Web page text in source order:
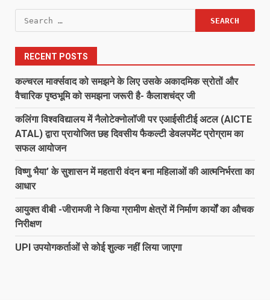
Search
for:
RECENT POSTS
कल्चरल मार्क्सवाद को समझने के लिए उसके अकादमिक स्रोतों और
वैचारिक पृष्ठभूमि को समझना जरूरी है- कैलाशचंद्र जी
कलिंगा विश्वविद्यालय में नैलोटेक्नोलॉजी पर एआईसीटीई अटल (AICTE
ATAL) द्वारा प्रायोजित छह दिवसीय फैकल्टी डेवलपमेंट प्रोग्राम का
सफल आयोजन
विष्णु भैया’ के सुशासन में महतारी वंदन बना महिलाओं की आत्मनिर्भरता का
आधार
आयुक्त वीबी -जीरामजी ने किया ग्रामीण क्षेत्रों में निर्माण कार्यों का औचक
निरीक्षण
UPI उपयोगकर्ताओं से कोई शुल्क नहीं लिया जाएगा